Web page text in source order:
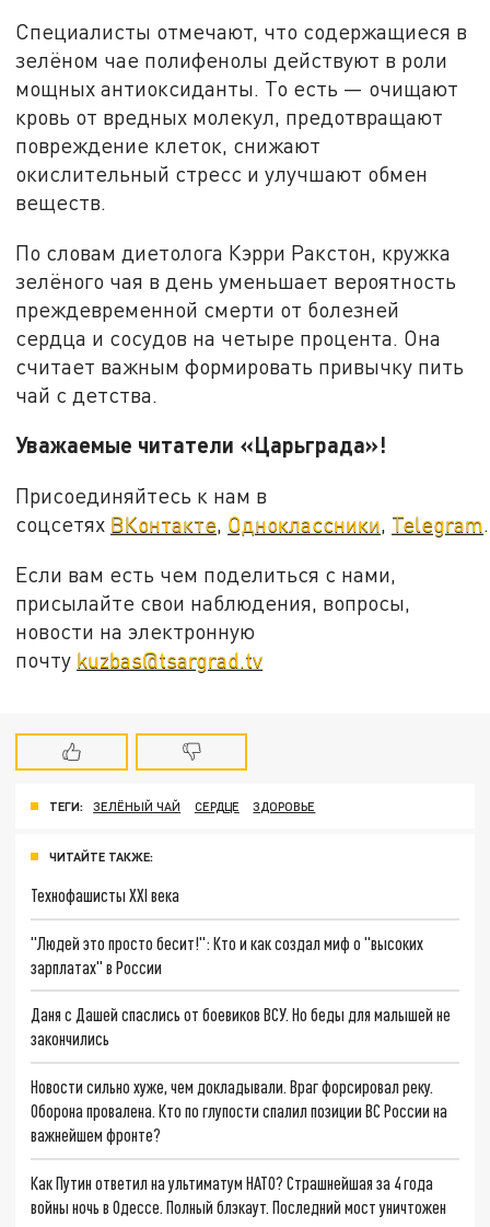
Специалисты отмечают, что содержащиеся в
зелёном чае полифенолы действуют в роли
мощных антиоксиданты. То есть — очищают
кровь от вредных молекул, предотвращают
повреждение клеток, снижают
окислительный стресс и улучшают обмен
веществ.
По словам диетолога Кэрри Ракстон, кружка
зелёного чая в день уменьшает вероятность
преждевременной смерти от болезней
сердца и сосудов на четыре процента. Она
считает важным формировать привычку пить
чай с детства.
Уважаемые читатели «Царьграда»!
Присоединяйтесь к нам в
соцсетях ВКонтакте, Одноклассники, Telegram.
Если вам есть чем поделиться с нами,
присылайте свои наблюдения, вопросы,
новости на электронную
почту kuzbas@tsargrad.tv
ТЕГИ: ЗЕЛЁНЫЙ ЧАЙ СЕРДЦЕ ЗДОРОВЬЕ
ЧИТАЙТЕ ТАКЖЕ:
Технофашисты XXI века
"Людей это просто бесит!": Кто и как создал миф о "высоких
зарплатах" в России
Даня с Дашей спаслись от боевиков ВСУ. Но беды для малышей не
закончились
Новости сильно хуже, чем докладывали. Враг форсировал реку.
Оборона провалена. Кто по глупости спалил позиции ВС России на
важнейшем фронте?
Как Путин ответил на ультиматум НАТО? Страшнейшая за 4 года
войны ночь в Одессе. Полный блэкаут. Последний мост уничтожен